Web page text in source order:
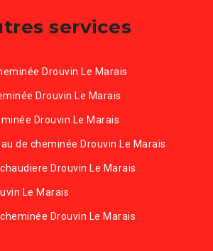
services
Drouvin Le Marais
Drouvin Le Marais
Drouvin Le Marais
de cheminée Drouvin Le Marais
Drouvin Le Marais
Le Marais
Drouvin Le Marais